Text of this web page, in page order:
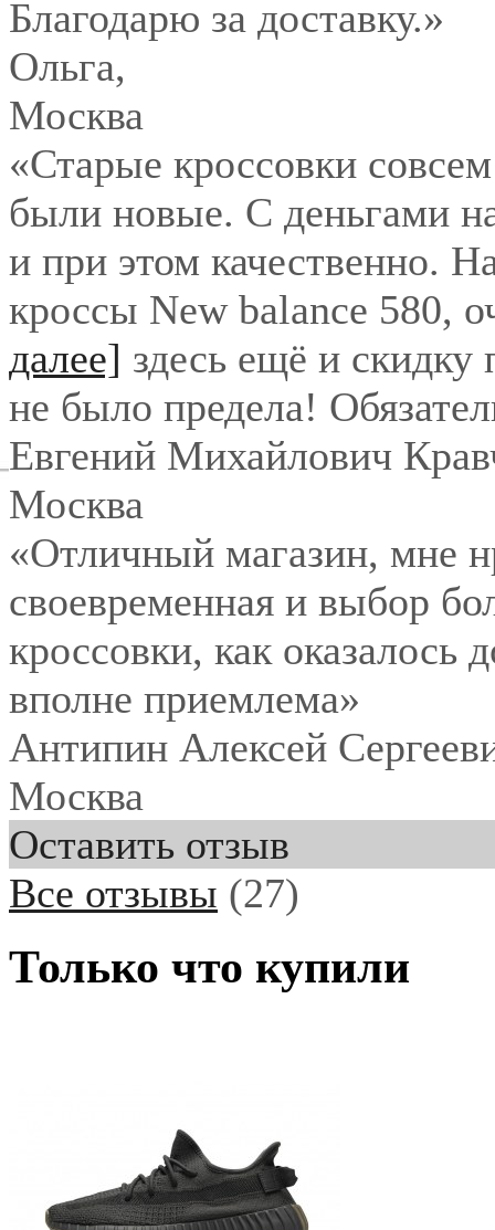
Благодарю за доставку.»
Ольга,
Москва
«Старые кроссовки
были новые. С деньгами
и при этом качественно.
кроссы New balance 580,
далее] здесь ещё и
не было предела!
Евгений Михайлович
Москва
«Отличный магазин, мне
своевременная и выбор
кроссовки, как оказалось
вполне приемлема»
Антипин Алексей
Москва
Оставить отзыв
Все отзывы (27)
Только что купили